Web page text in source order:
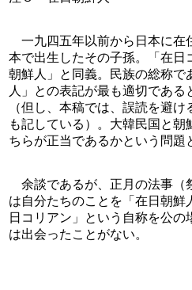
一九四五年以前から日本に在
本で出生したその子孫。「在日
朝鮮人」と同義。民族の総称で
人」との表記が最も適切である
（但し、本稿では、誤読を避
も記している）。大韓民国と
ちらが正当であるかという問題
余談であるが、正月の法事（
は自分たちのことを「在日朝鮮
日コリアン」という自称を公の
は出会ったことがない。